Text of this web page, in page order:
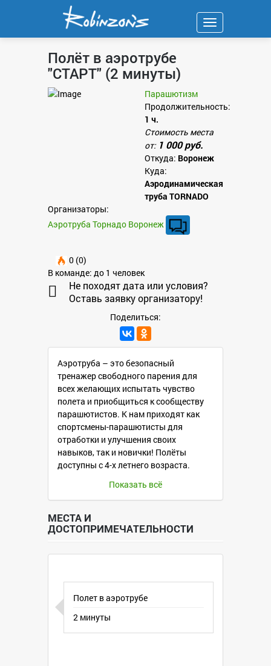
Навигация
Полёт в аэротрубе
"СТАРТ" (2 минуты)
Парашютизм
Продолжительность:
1 ч.
Стоимость места
от: 1 000 руб.
Откуда: Воронеж
Куда:
Аэродинамическая
труба TORNADO
Организаторы:
Аэротруба Торнадо Воронеж
0 (0)
В команде: до 1 человек
Не походят дата или условия?
Оставь заявку организатору!
Поделиться:
Аэротруба – это безопасный
тренажер свободного парения для
всех желающих испытать чувство
полета и приобщиться к сообществу
парашютистов. К нам приходят как
спортсмены-парашютисты для
отработки и улучшения своих
навыков, так и новички! Полёты
доступны с 4-х летнего возраста.
Пакет "СТАРТ":
2 минуты полетного времени в
аэротрубе "ТОРНАДО" вместе с
опытным инструктором
комбинезон и закрытый шлем
89-61
Показать всё
МЕСТА И
ДОСТОПРИМЕЧАТЕЛЬНОСТИ
Полет в аэротрубе
2 минуты